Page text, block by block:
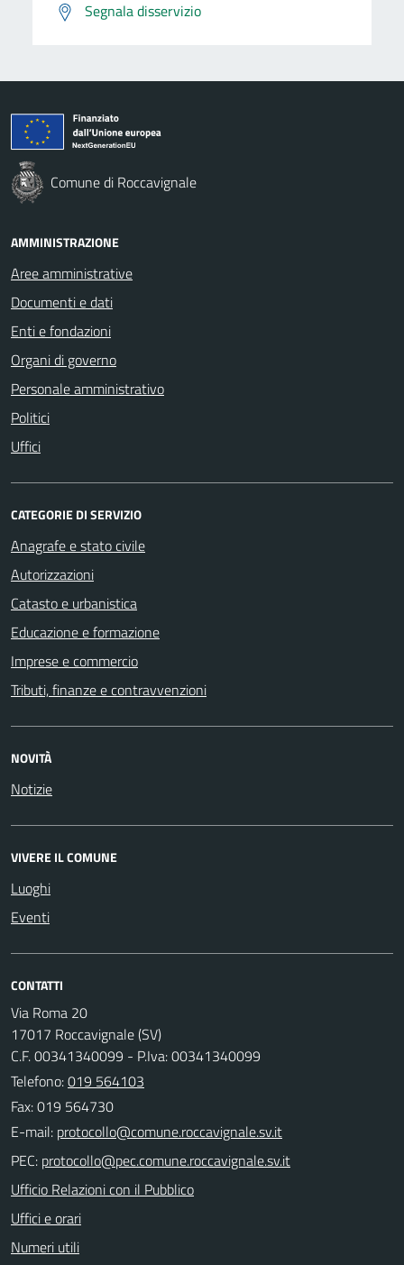
Segnala disservizio
Comune di Roccavignale
AMMINISTRAZIONE
Aree amministrative
Documenti e dati
Enti e fondazioni
Organi di governo
Personale amministrativo
Politici
Uffici
CATEGORIE DI SERVIZIO
Anagrafe e stato civile
Autorizzazioni
Catasto e urbanistica
Educazione e formazione
Imprese e commercio
Tributi, finanze e contravvenzioni
NOVITÀ
Notizie
VIVERE IL COMUNE
Luoghi
Eventi
CONTATTI
Via Roma 20
17017 Roccavignale (SV)
C.F. 00341340099 - P.Iva: 00341340099
Telefono:019 564103
Fax: 019 564730
E-mail:
PEC:
Ufficio Relazioni con il Pubblico
Uffici e orari
Numeri utili